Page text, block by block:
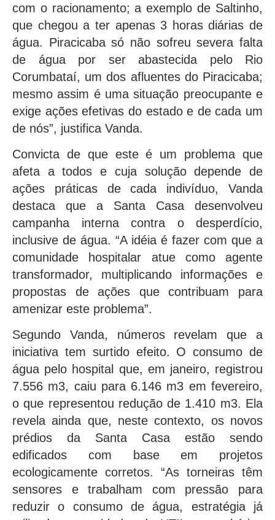
com o racionamento; a exemplo de Saltinho,
que chegou a ter apenas 3 horas diárias de
água. Piracicaba só não sofreu severa falta
de água por ser abastecida pelo Rio
Corumbataí, um dos afluentes do Piracicaba;
mesmo assim é uma situação preocupante e
exige ações efetivas do estado e de cada um
de nós”, justifica Vanda.
Convicta de que este é um problema que
afeta a todos e cuja solução depende de
ações práticas de cada indivíduo, Vanda
destaca que a Santa Casa desenvolveu
campanha interna contra o desperdício,
inclusive de água. “A idéia é fazer com que a
comunidade hospitalar atue como agente
transformador, multiplicando informações e
propostas de ações que contribuam para
amenizar este problema”.
Segundo Vanda, números revelam que a
iniciativa tem surtido efeito. O consumo de
água pelo hospital que, em janeiro, registrou
7.556 m3, caiu para 6.146 m3 em fevereiro,
o que representou redução de 1.410 m3. Ela
revela ainda que, neste contexto, os novos
prédios da Santa Casa estão sendo
edificados com base em projetos
ecologicamente corretos. “As torneiras têm
sensores e trabalham com pressão para
reduzir o consumo de água, estratégia já